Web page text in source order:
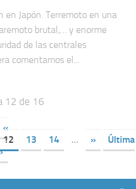
en Japón. Terremoto en una
brutal,… y enorme
de las centrales
comentamos el...
12 de 16
«
12 13 14 ... »
Última